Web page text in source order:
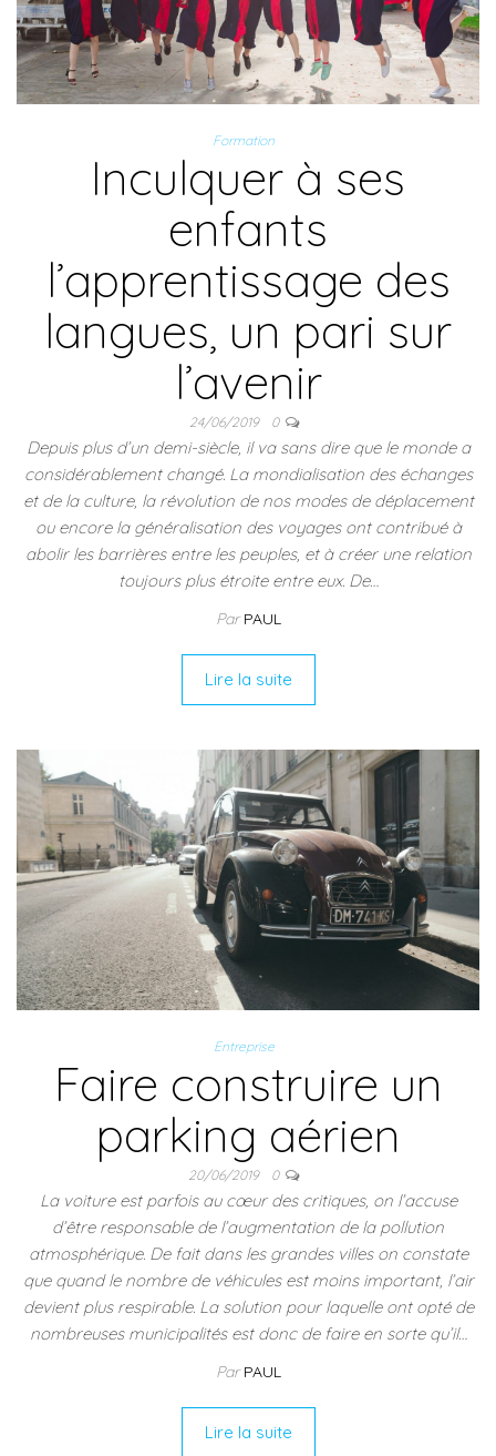
Formation
Inculquer à ses
enfants
l’apprentissage des
langues, un pari sur
l’avenir
24/06/2019 0
Depuis plus d’un demi-siècle, il va sans dire que le monde a
considérablement changé. La mondialisation des échanges
et de la culture, la révolution de nos modes de déplacement
ou encore la généralisation des voyages ont contribué à
abolir les barrières entre les peuples, et à créer une relation
toujours plus étroite entre eux. De…
ParPAUL
Lire la suite
Entreprise
Faire construire un
parking aérien
20/06/2019 0
La voiture est parfois au cœur des critiques, on l’accuse
d’être responsable de l’augmentation de la pollution
atmosphérique. De fait dans les grandes villes on constate
que quand le nombre de véhicules est moins important, l’air
devient plus respirable. La solution pour laquelle ont opté de
nombreuses municipalités est donc de faire en sorte qu’il…
ParPAUL
Lire la suite